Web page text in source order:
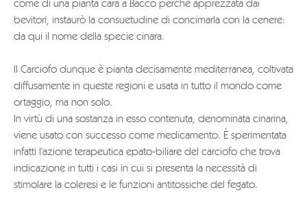
come di una pianta cara a Bacco perché apprezzata dai
bevitori, instaurò la consuetudine di concimarla con la cenere:
da qui il nome della specie cinara.
Il Carciofo dunque è pianta decisamente mediterranea, coltivata
diffusamente in queste regioni e usata in tutto il mondo come
ortaggio, ma non solo.
In virtù di una sostanza in esso contenuta, denominata cinarina,
viene usato con successo come medicamento. È sperimentata
infatti l'azione terapeutica epato-biliare del carciofo che trova
indicazione in tutti i casi in cui si presenta la necessità di
stimolare la coleresi e le funzioni antitossiche del fegato.